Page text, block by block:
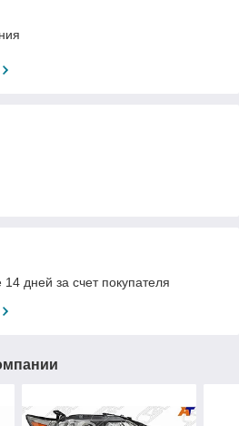
дней за счет покупателя